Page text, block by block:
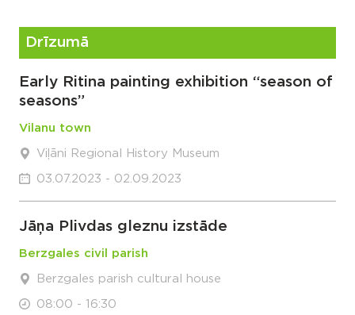
Drīzumā
Early Ritina painting exhibition “season of
seasons”
Vilanu town
Viļāni Regional History Museum
03.07.2023 - 02.09.2023
Jāņa Plivdas gleznu izstāde
Berzgales civil parish
Berzgales parish cultural house
08:00 - 16:30